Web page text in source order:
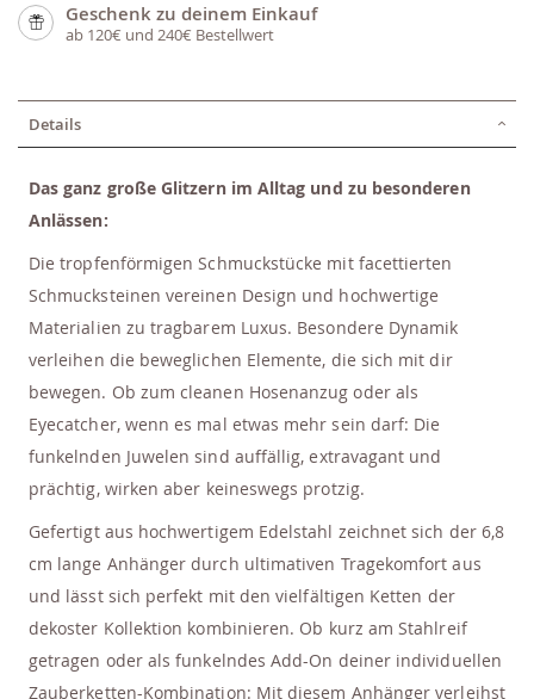
Geschenk zu deinem Einkauf
ab 120€ und 240€ Bestellwert
Details
Das ganz große Glitzern im Alltag und zu besonderen
Anlässen:
Die tropfenförmigen Schmuckstücke mit facettierten
Schmucksteinen vereinen Design und hochwertige
Materialien zu tragbarem Luxus. Besondere Dynamik
verleihen die beweglichen Elemente, die sich mit dir
bewegen. Ob zum cleanen Hosenanzug oder als
Eyecatcher, wenn es mal etwas mehr sein darf: Die
funkelnden Juwelen sind auffällig, extravagant und
prächtig, wirken aber keineswegs protzig.
Gefertigt aus hochwertigem Edelstahl zeichnet sich der 6,8
cm lange Anhänger durch ultimativen Tragekomfort aus
und lässt sich perfekt mit den vielfältigen Ketten der
dekoster Kollektion kombinieren. Ob kurz am Stahlreif
getragen oder als funkelndes Add-On deiner individuellen
Zauberketten-Kombination: Mit diesem Anhänger verleihst